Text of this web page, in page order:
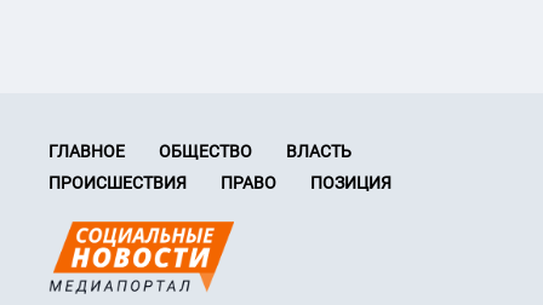
ГЛАВНОЕ ОБЩЕСТВО
ВЛАСТЬ
ПРОИСШЕСТВИЯ
ПРАВО ПОЗИЦИЯ